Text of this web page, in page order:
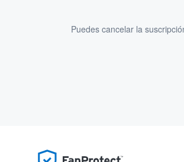
Puedes cancelar la